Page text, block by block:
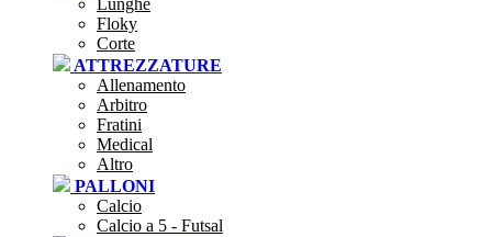
Lunghe
Floky
Corte
ATTREZZATURE
Allenamento
Arbitro
Fratini
Medical
Altro
PALLONI
Calcio
Calcio a 5 - Futsal